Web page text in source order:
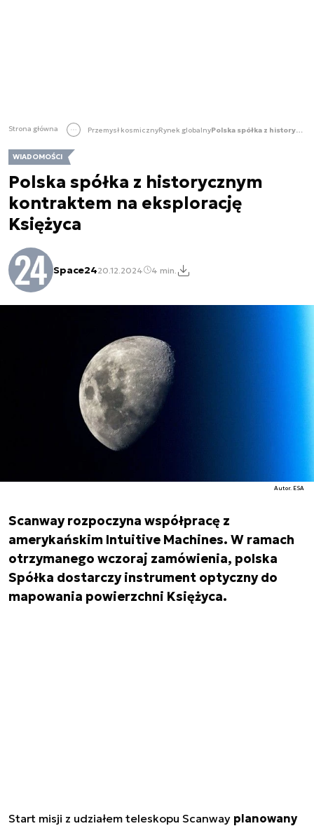
Strona główna Przemysł kosmicznyRynek globalny Polska spółka z historycznym kontraktem na eksplorację Księżyca
WIADOMOŚCI
Polska spółka z historycznym
kontraktem na eksplorację
Księżyca
Space2420.12.2024 4 min.
Autor. ESA
Scanway rozpoczyna współpracę z
amerykańskim Intuitive Machines. W ramach
otrzymanego wczoraj zamówienia, polska
Spółka dostarczy instrument optyczny do
mapowania powierzchni Księżyca.
Start misji z udziałem teleskopu Scanway planowany